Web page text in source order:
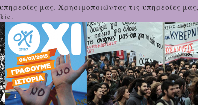
μας. Χρησιμοποιώντας τις υπηρεσίες μας,